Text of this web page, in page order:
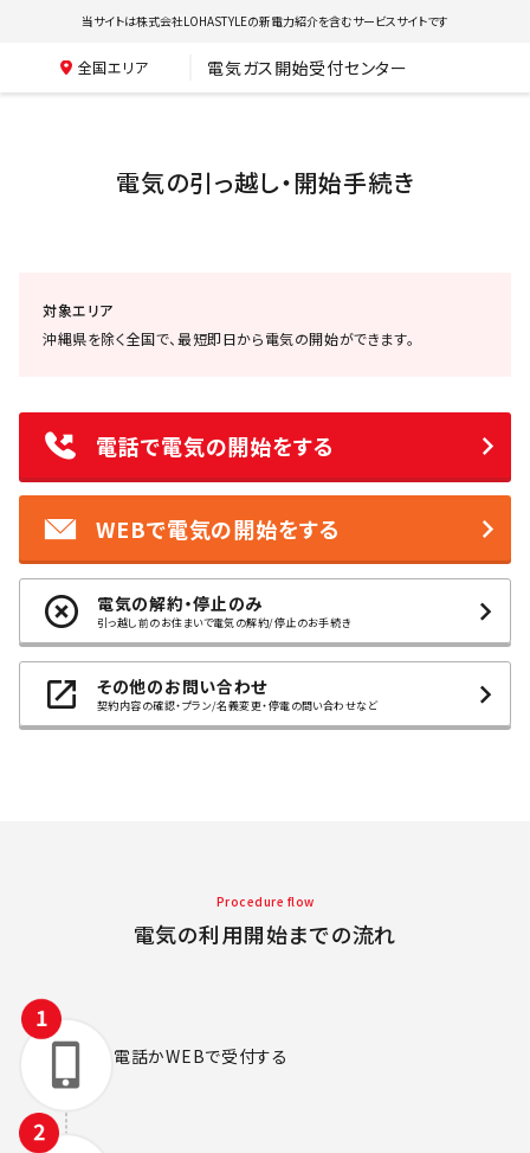
当サイトは株式会社LOHASTYLEの新電力紹介を含むサービスサイトです
全国エリア 電気ガス開始受付センター
電気の引っ越し・開始手続き
対象エリア
沖縄県を除く全国で、最短即日から電気の開始ができます。
電話で電気の開始をする
WEBで電気の開始をする
電気の解約・停止のみ
引っ越し前のお住まいで電気の解約/停止のお手続き
その他のお問い合わせ
契約内容の確認・プラン/名義変更・停電の問い合わせなど
Procedure flow
電気の利用開始までの流れ
電話かWEBで受付する